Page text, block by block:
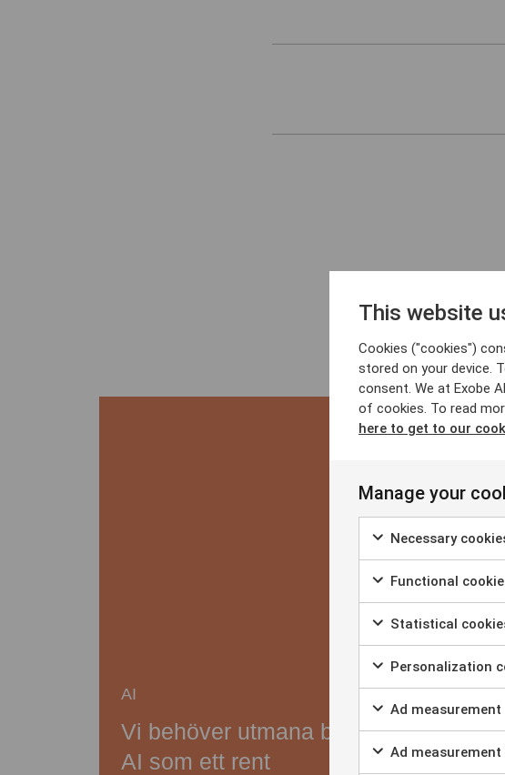
Vi behöver utmana bilden av
AI som ett rent
AI AI
This website
Cookies ("cookies")
stored on your device.
consent. We at Exobe
of cookies. To read
here to get to our
Manage your
Necessary
Functional
Statistical
Personalization
Ad measurement
Ad